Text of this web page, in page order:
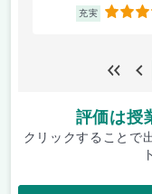
充実 5
評価は授
クリックすることで